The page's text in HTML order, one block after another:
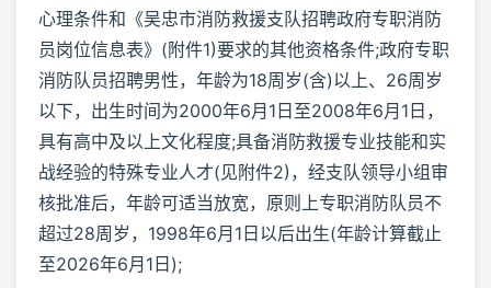
心理条件和《吴忠市消防救援支队招聘政府专职消防
员岗位信息表》(附件1)要求的其他资格条件;政府专职
消防队员招聘男性，年龄为18周岁(含)以上、26周岁
以下，出生时间为2000年6月1日至2008年6月1日，
具有高中及以上文化程度;具备消防救援专业技能和实
战经验的特殊专业人才(见附件2)，经支队领导小组审
核批准后，年龄可适当放宽，原则上专职消防队员不
超过28周岁，1998年6月1日以后出生(年龄计算截止
至2026年6月1日);